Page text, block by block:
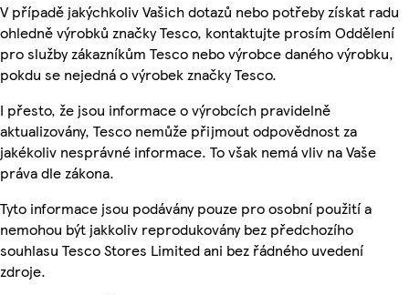
V případě jakýchkoliv Vašich dotazů nebo potřeby získat radu
ohledně výrobků značky Tesco, kontaktujte prosím Oddělení
pro služby zákazníkům Tesco nebo výrobce daného výrobku,
pokdu se nejedná o výrobek značky Tesco.
I přesto, že jsou informace o výrobcích pravidelně
aktualizovány, Tesco nemůže přijmout odpovědnost za
jakékoliv nesprávné informace. To však nemá vliv na Vaše
práva dle zákona.
Tyto informace jsou podávány pouze pro osobní použití a
nemohou být jakkoliv reprodukovány bez předchozího
souhlasu Tesco Stores Limited ani bez řádného uvedení
zdroje.